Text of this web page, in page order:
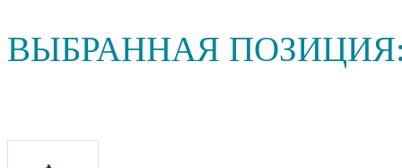
ВЫБРАННАЯ